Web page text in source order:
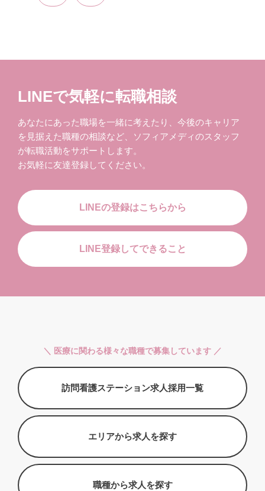
LINEで気軽に転職相談
あなたにあった職場を一緒に考えたり、今後のキャリア
を見据えた職種の相談など、ソフィアメディのスタッフ
が転職活動をサポートします。
お気軽に友達登録してください。
LINEの登録はこちらから
LINE登録してできること
＼ 医療に関わる様々な職種で募集しています ／
訪問看護ステーション求人採用一覧
エリアから求人を探す
職種から求人を探す